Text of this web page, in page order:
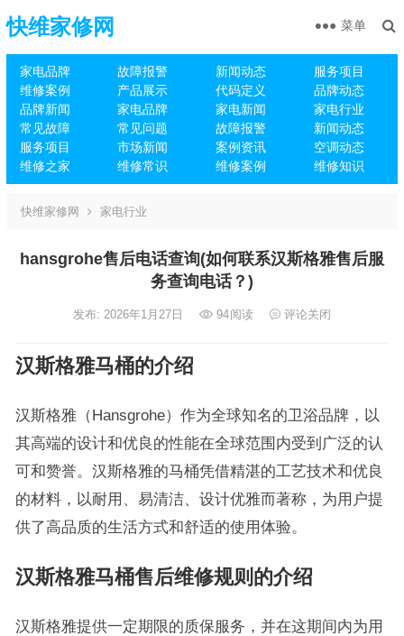
快维家修网
家电品牌 故障报警 新闻动态
服务项目
维修案例
产品展示 代码定义
品牌动态
品牌新闻
家电品牌 家电新闻
家电行业
常见故障
常见问题 故障报警
新闻动态
服务项目
市场新闻 案例资讯
空调动态
维修之家
维修常识 维修案例 维修知识
菜单
快维家修网 家电行业
hansgrohe售后电话查询(如何联系汉斯格雅售后服
务查询电话？)
发布: 2026年1月27日 94阅读 评论关闭
汉斯格雅马桶的介绍
汉斯格雅（Hansgrohe）作为全球知名的卫浴品牌，以
其高端的设计和优良的性能在全球范围内受到广泛的认
可和赞誉。汉斯格雅的马桶凭借精湛的工艺技术和优良
的材料，以耐用、易清洁、设计优雅而著称，为用户提
供了高品质的生活方式和舒适的使用体验。
汉斯格雅马桶售后维修规则的介绍
汉斯格雅提供一定期限的质保服务，并在这期间内为用